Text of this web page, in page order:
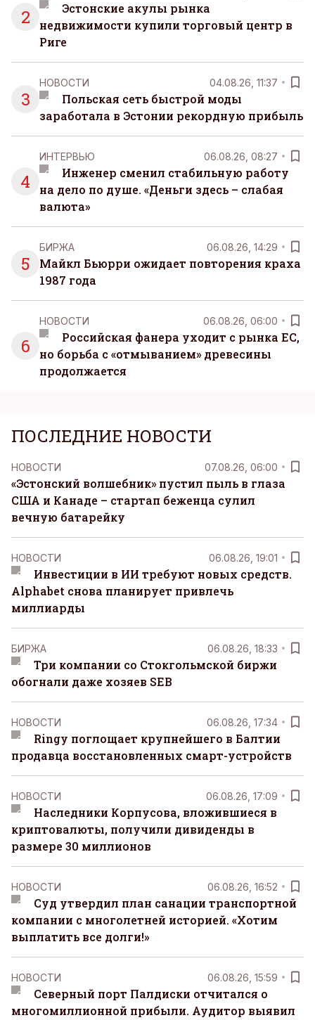
2
Эстонские акулы рынка
недвижимости купили торговый центр в
Риге
3
НОВОСТИ 04.08.26, 11:37
Польская сеть быстрой моды
заработала в Эстонии рекордную прибыль
4
ИНТЕРВЬЮ 06.08.26, 08:27
Инженер сменил стабильную работу
на дело по душе. «Деньги здесь – слабая
валюта»
5
БИРЖА 06.08.26, 14:29
Майкл Бьюрри ожидает повторения краха
1987 года
6
НОВОСТИ 06.08.26, 06:00
Российская фанера уходит с рынка ЕС,
но борьба с «отмыванием» древесины
продолжается
ПОСЛЕДНИЕ НОВОСТИ
НОВОСТИ 07.08.26, 06:00
«Эстонский волшебник» пустил пыль в глаза
США и Канаде – стартап беженца сулил
вечную батарейку
НОВОСТИ 06.08.26, 19:01
Инвестиции в ИИ требуют новых средств.
Alphabet снова планирует привлечь
миллиарды
БИРЖА 06.08.26, 18:33
Три компании со Стокгольмской биржи
обогнали даже хозяев SEB
НОВОСТИ 06.08.26, 17:34
Ringy поглощает крупнейшего в Балтии
продавца восстановленных смарт-устройств
НОВОСТИ 06.08.26, 17:09
Наследники Корпусова, вложившиеся в
криптовалюты, получили дивиденды в
размере 30 миллионов
НОВОСТИ 06.08.26, 16:52
Суд утвердил план санации транспортной
компании с многолетней историей. «Хотим
выплатить все долги!»
НОВОСТИ 06.08.26, 15:59
Северный порт Палдиски отчитался о
многомиллионной прибыли. Аудитор выявил